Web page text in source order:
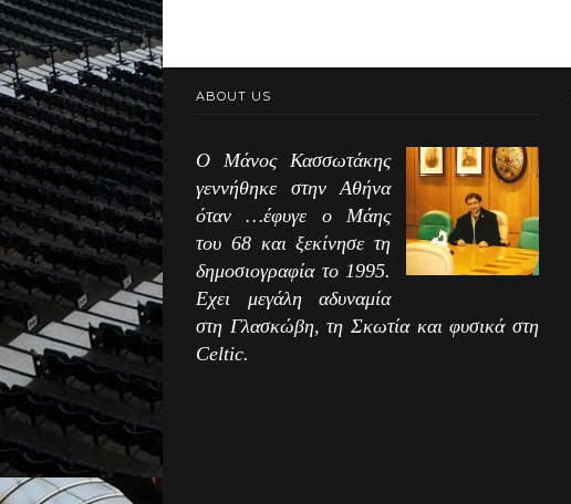
ABOUT US
Ο Μάνος Κασσωτάκης
γεννήθηκε στην Αθήνα
όταν …έφυγε ο Μάης
του 68 και ξεκίνησε τη
δημοσιογραφία το 1995.
Εχει μεγάλη αδυναμία
στη Γλασκώβη, τη Σκωτία και φυσικά στη
Celtic.